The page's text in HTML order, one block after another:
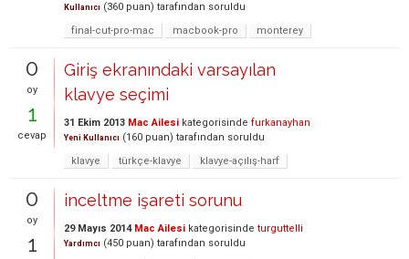
Kullanıcı (360 puan) tarafından soruldu
final-cut-pro-mac
macbook-pro monterey
0
oy
1
cevap
Giriş ekranındaki varsayılan
klavye seçimi
31 Ekim 2013 Mac Ailesi kategorisinde furkanayhan
Yeni Kullanıcı (160 puan) tarafından soruldu
klavye
türkçe-klavye klavye-açılış-harf
0
oy
1
inceltme işareti sorunu
29 Mayıs 2014 Mac Ailesi kategorisinde turguttelli
Yardımcı (450 puan) tarafından soruldu